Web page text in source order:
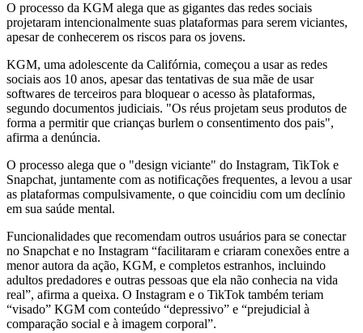
O processo da KGM alega que as gigantes das redes sociais
projetaram intencionalmente suas plataformas para serem viciantes,
apesar de conhecerem os riscos para os jovens.
KGM, uma adolescente da Califórnia, começou a usar as redes
sociais aos 10 anos, apesar das tentativas de sua mãe de usar
softwares de terceiros para bloquear o acesso às plataformas,
segundo documentos judiciais. "Os réus projetam seus produtos de
forma a permitir que crianças burlem o consentimento dos pais",
afirma a denúncia.
O processo alega que o "design viciante" do Instagram, TikTok e
Snapchat, juntamente com as notificações frequentes, a levou a usar
as plataformas compulsivamente, o que coincidiu com um declínio
em sua saúde mental.
Funcionalidades que recomendam outros usuários para se conectar
no Snapchat e no Instagram “facilitaram e criaram conexões entre a
menor autora da ação, KGM, e completos estranhos, incluindo
adultos predadores e outras pessoas que ela não conhecia na vida
real”, afirma a queixa. O Instagram e o TikTok também teriam
“visado” KGM com conteúdo “depressivo” e “prejudicial à
comparação social e à imagem corporal”.